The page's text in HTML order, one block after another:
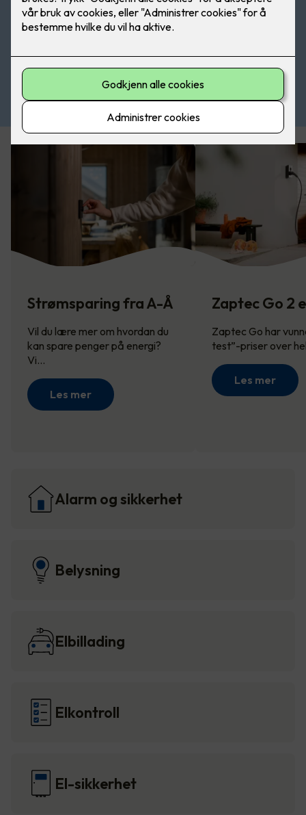
Strømsparing fra A-Å
Vil du lære mer om hvordan du
kan spare penger på energi?
Vi…
Les mer
Zaptec Go 2
Zaptec Go har
test”-priser over
Les mer
Alarm og sikkerhet
Belysning
Elbillading
Elkontroll
El-sikkerhet